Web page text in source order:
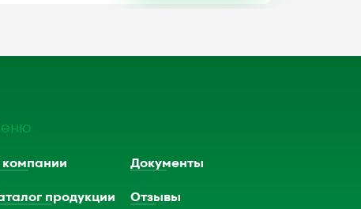
Документы
продукции Отзывы